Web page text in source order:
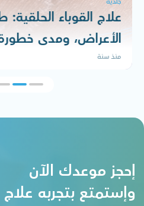
علاج القوباء الحلقية:
الأعراض، ومدى
منذ سنة
إحجز موعدك الآن
وإستمتع بتجربه